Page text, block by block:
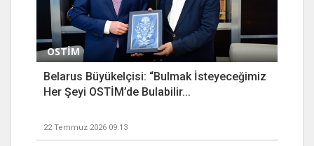
OSTİM
Belarus Büyükelçisi: “Bulmak İsteyeceğimiz
Her Şeyi OSTİM’de Bulabilir...
22 Temmuz 2026 09:13